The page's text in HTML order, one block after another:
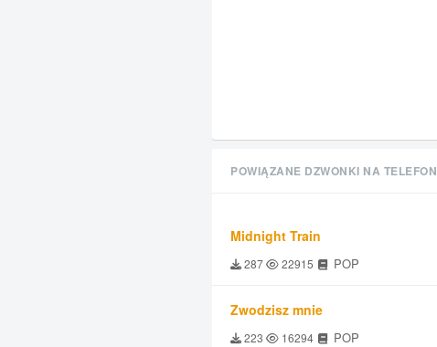
POWIĄZANE DZWONKI NA TELEFON
Midnight Train
287 22915 POP
Zwodzisz mnie
223 16294 POP